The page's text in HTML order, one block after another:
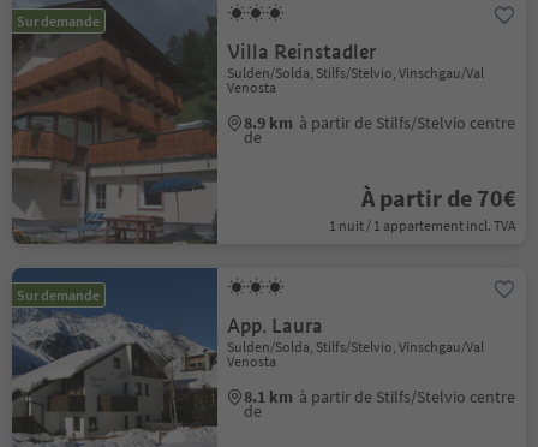
Sur demande
Villa Reinstadler
Sulden/Solda, Stilfs/Stelvio, Vinschgau/Val
Venosta
8.9 km à partir de Stilfs/Stelvio centre
de
À partir de 70€
1 nuit / 1 appartement incl. TVA
Sur demande
App. Laura
Sulden/Solda, Stilfs/Stelvio, Vinschgau/Val
Venosta
8.1 km à partir de Stilfs/Stelvio centre
de